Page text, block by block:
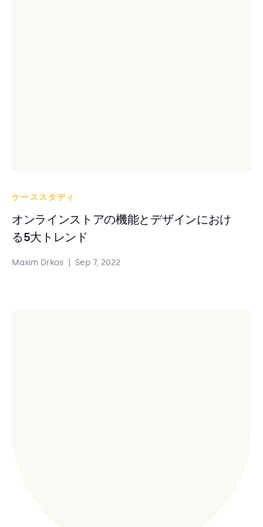
ケーススタディ
オンラインストアの機能とデザインにおけ
る5大トレンド
Maxim Drkos Sep 7, 2022